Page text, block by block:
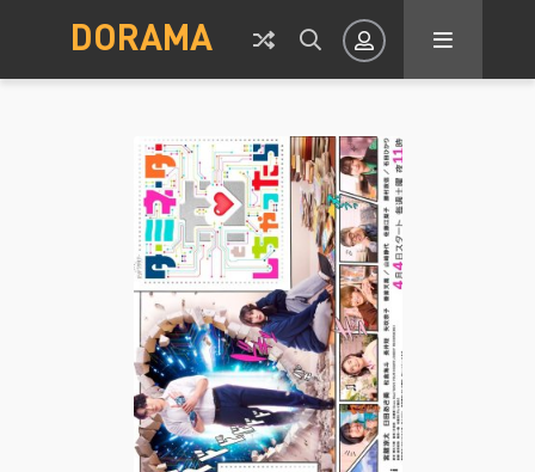
DORAMA
Авторизация
Запомнить
ВОЙТИ НА САЙТ
Регистрация Восстановить пароль